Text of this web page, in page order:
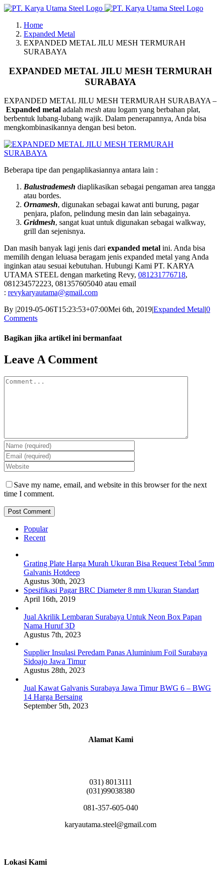
Skip
contentHome
Expanded Metal
EXPANDED METAL JILU MESH TERMURAH
SURABAYA
EXPANDED METAL JILU MESH TERMURAH
SURABAYA
EXPANDED METAL JILU MESH TERMURAH SURABAYA –
Expanded metal adalah mesh atau logam yang berbahan plat,
berbentuk lubang-lubang wajik. Dalam penerapannya, Anda bisa
mengkombinasikannya dengan besi beton.
Beberapa tipe dan pengaplikasiannya antara lain :
Balustrademesh diaplikasikan sebagai pengaman area tangga
atau bordes.
Ornamesh, digunakan sebagai kawat anti burung, pagar
penjara, plafon, pelindung mesin dan lain sebagainya.
Gridmesh, sangat kuat untuk digunakan sebagai walkway,
grill dan sejenisnya.
Dan masih banyak lagi jenis dari expanded metal ini. Anda bisa
memilih dengan leluasa beragam jenis expanded metal yang Anda
inginkan atau sesuai kebutuhan. Hubungi Kami PT. KARYA
UTAMA STEEL dengan marketing Revy, 081231776718,
081234572223, 081357605040 atau email
: revykaryautama@gmail.com
By |2019-05-06T15:23:53+07:00Mei 6th, 2019|Expanded Metal|0
Comments
Bagikan jika artikel ini bermanfaat
Facebook
Twitter
Reddit
LinkedIn
WhatsApp
Tumblr
Pinterest
Vk
Email
Leave A Comment
Comment
Save my name, email, and website in this browser for the next
time I comment.
Popular
Recent
Grating Plate Harga Murah Ukuran Bisa Request Tebal 5mm
Galvanis Hotdeep
Agustus 30th, 2023
Spesifikasi Pagar BRC Diameter 8 mm Ukuran Standart
April 16th, 2019
Jual Akrilik Lembaran Surabaya Untuk Neon Box Papan
Nama Huruf 3D
Agustus 7th, 2023
Supplier Insulasi Peredam Panas Aluminium Foil Surabaya
Sidoajo Jawa Timur
Agustus 28th, 2023
Jual Kawat Galvanis Surabaya Jawa Timur BWG 6 – BWG
14 Harga Bersaing
September 5th, 2023
Alamat Kami
031) 8013111
(031)99038380
081-357-605-040
karyautama.steel@gmail.com
Lokasi Kami